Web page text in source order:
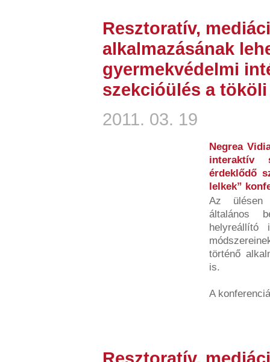
Resztoratív,
alkalmazásának
gyermekvédelmi
szekcióülés a
2011. 03. 19
Negrea
interaktív
érdeklődő
lelkek”
Az ülésen
általános
helyreállító
történő
is.
A